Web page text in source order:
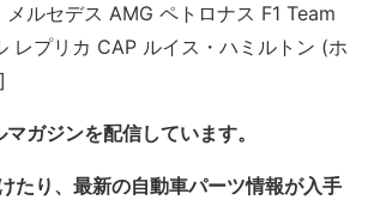
ルセデス AMG ペトロナス F1 Team
レプリカ CAP ルイス・ハミルトン (ホ
ガジンを配信しています。
たり、最新の自動車パーツ情報が入手